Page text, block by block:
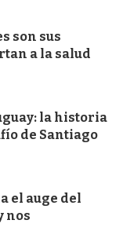
son sus
a la salud
la historia
de Santiago
el auge del
nos